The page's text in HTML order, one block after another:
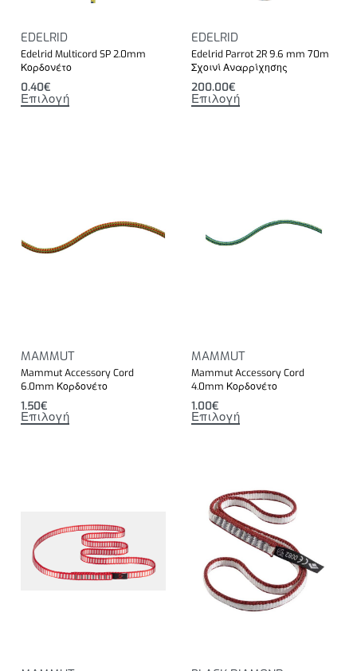
EDELRID
Edelrid Multicord SP 2.0mm
Κορδονέτο
0.40€
Επιλογή
EDELRID
Edelrid Parrot 2R 9.6 mm 70m
Σχοινί Αναρρίχησης
200.00€
Επιλογή
MAMMUT
Mammut Accessory Cord
6.0mm Κορδονέτο
1.50€
Επιλογή
MAMMUT
Mammut Accessory Cord
4.0mm Κορδονέτο
1.00€
Επιλογή